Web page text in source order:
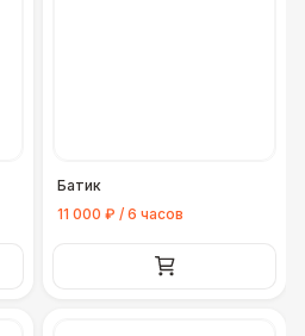
Батик
11 000 ₽ / 6 часов